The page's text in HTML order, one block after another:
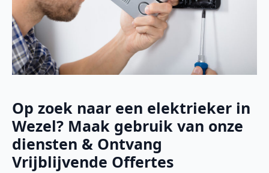
Op zoek naar een elektrieker in
Wezel? Maak gebruik van onze
diensten & Ontvang
Vrijblijvende Offertes